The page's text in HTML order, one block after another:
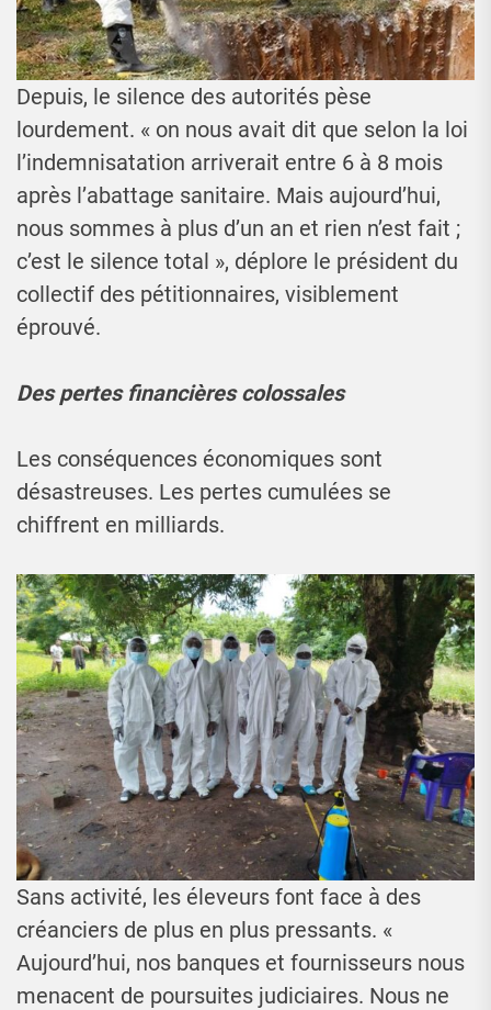
Depuis, le silence des autorités pèse
lourdement. « on nous avait dit que selon la loi
l’indemnisatation arriverait entre 6 à 8 mois
après l’abattage sanitaire. Mais aujourd’hui,
nous sommes à plus d’un an et rien n’est fait ;
c’est le silence total », déplore le président du
collectif des pétitionnaires, visiblement
éprouvé.
Des pertes financières colossales
Les conséquences économiques sont
désastreuses. Les pertes cumulées se
chiffrent en milliards.
Sans activité, les éleveurs font face à des
créanciers de plus en plus pressants. «
Aujourd’hui, nos banques et fournisseurs nous
menacent de poursuites judiciaires. Nous ne